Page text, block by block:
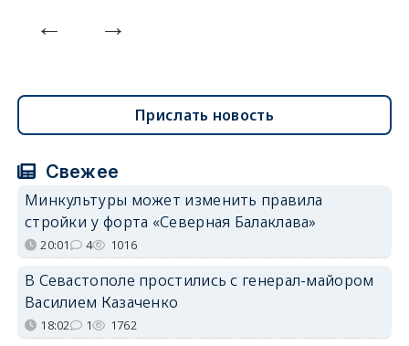
Прислать новость
Свежее
Минкультуры может изменить правила
стройки у форта «Северная Балаклава»
20:01 4 1016
В Севастополе простились с генерал-майором
Василием Казаченко
18:02 1 1762